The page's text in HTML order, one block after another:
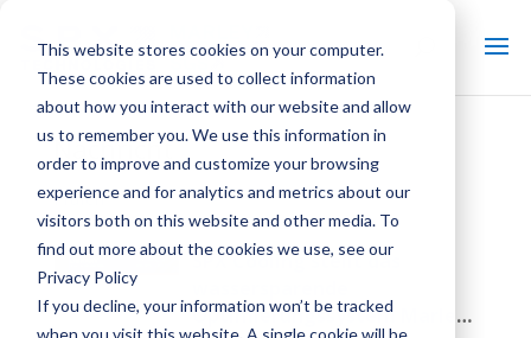
This website stores cookies on your computer.
These cookies are used to collect information
about how you interact with our website and allow
us to remember you. We use this information in
order to improve and customize your browsing
experience and for analytics and metrics about our
visitors both on this website and other media. To
find out more about the cookies we use, see our
Privacy Policy
If you decline, your information won’t be tracked
when you visit this website. A single cookie will be
Nachricht
Prüfen
SPX Cooling stellt das
Optimierungssystem Marley